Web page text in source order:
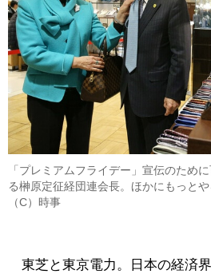
「プレミアムフライデー」宣伝のため
る榊原定征経団連会長。ほかにもっと
（C）時事
東芝と東京電力。日本の経済